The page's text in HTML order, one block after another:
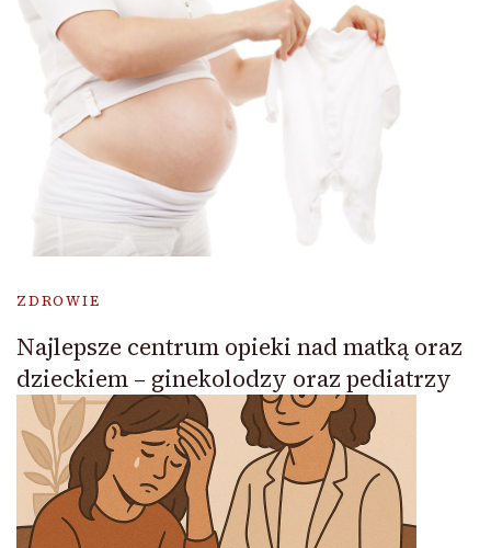
ZDROWIE
Najlepsze centrum opieki nad matką oraz
dzieckiem – ginekolodzy oraz pediatrzy